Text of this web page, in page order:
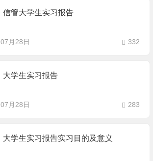
信管大学生实习报告
07月28日 332
大学生实习报告
07月28日 283
大学生实习报告实习目的及意义